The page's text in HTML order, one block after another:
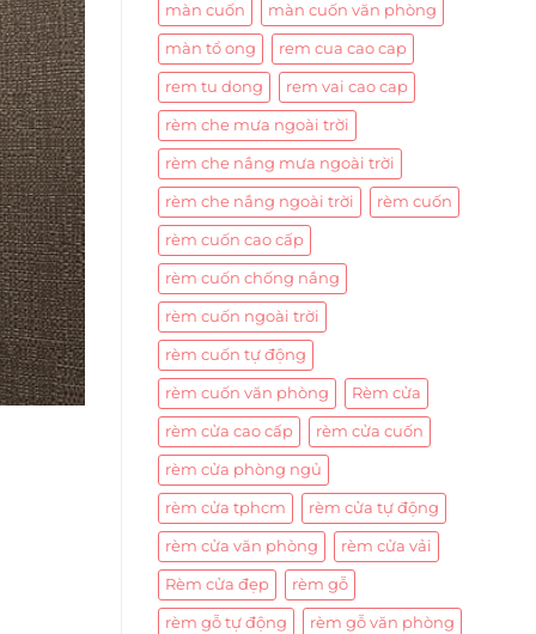
màn cuốn màn cuốn văn phòng
màn tổ ong rem cua cao cap
rem tu dong rem vai cao cap
rèm che mưa ngoài trời
rèm che nắng mưa ngoài trời
rèm che nắng ngoài trời rèm cuốn
rèm cuốn cao cấp
rèm cuốn chống nắng
rèm cuốn ngoài trời
rèm cuốn tự động
rèm cuốn văn phòng Rèm cửa
rèm cửa cao cấp rèm cửa cuốn
rèm cửa phòng ngủ
rèm cửa tphcm rèm cửa tự động
rèm cửa văn phòng rèm cửa vải
Rèm cửa đẹp rèm gỗ
rèm gỗ tự động rèm gỗ văn phòng